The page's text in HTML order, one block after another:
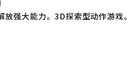
放强大能力。3D探索型动作游戏